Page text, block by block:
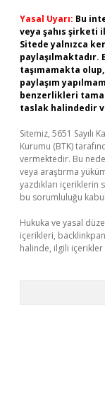
Yasal Uyarı: Bu
veya şahıs şirketi
Sitede yalnızca
taşımamakta
paylaşım
benzerlikleri
taslak halindedir
Sitemiz, 5651 Sayılı
Kurumu (BTK)
vermektedir. Bu
veya araştırma
yazdıkları
bu sorumluluğu
Hukuka ve yasal
içerikleri,
halinde, ilgili içerikler